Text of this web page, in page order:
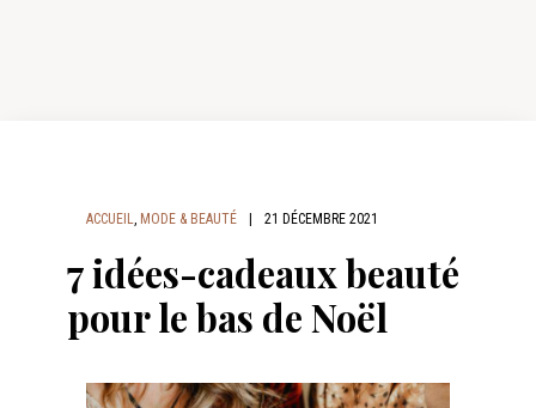
ACCUEIL, MODE & BEAUTÉ 21 DÉCEMBRE 2021
7 idées-cadeaux beauté
pour le bas de Noël